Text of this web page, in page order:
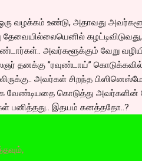
வழக்கம் உண்டு, அதாவது
அவர்களூக்கும் வேறு
தனக்கு ”ரவுண்டாய்”
அவர்கள் சிறந்த
வேண்டியதை கொடுத்து
இதயம் கனத்ததோ..?